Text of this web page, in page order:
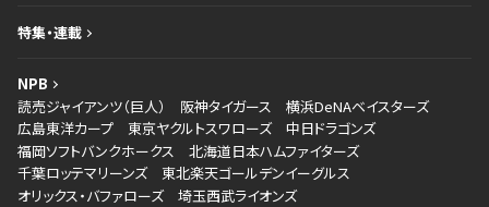
特集・連載
NPB
読売ジャイアンツ（巨人）
阪神タイガース
横浜DeNAベイスターズ
広島東洋カープ
東京ヤクルトスワローズ
中日ドラゴンズ
福岡ソフトバンクホークス
北海道日本ハムファイターズ
千葉ロッテマリーンズ
東北楽天ゴールデンイーグルス
オリックス・バファローズ
埼玉西武ライオンズ